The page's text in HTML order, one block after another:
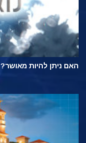
האם ניתן להיות מאושר?